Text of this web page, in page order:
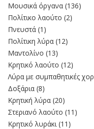
Moυσικά όργανα (136)
Πολίτικο λαούτο (2)
Πνευστά (1)
Πολίτικη λύρα (12)
Μαντολίνο (13)
Κρητικό λαούτο (12)
Λύρα με συμπαθητικές
Δοξάρια (8)
Κρητική λύρα (20)
Στεριανό λαούτο (11)
Kρητικό λυράκι (11)